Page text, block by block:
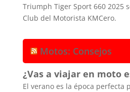
Triumph Tiger Sport 660 2025
Club del Motorista KMCero.
Motos: Consejos
¿Vas a viajar en moto
El verano es la época perfecta